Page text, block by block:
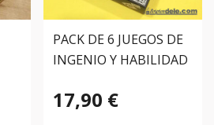
PACK DE 6 JUEGOS DE
INGENIO Y HABILIDAD
17,90 €